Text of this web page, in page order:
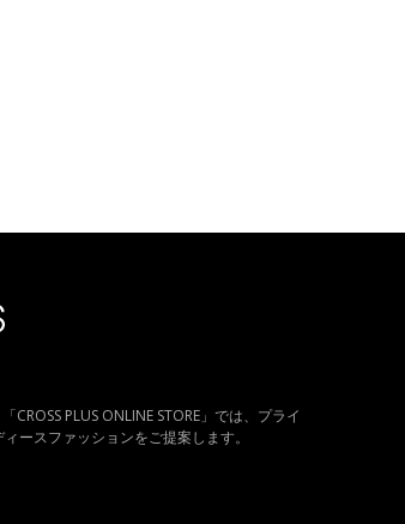
PLUS ONLINE STORE」では、プライ
ースファッションをご提案します。